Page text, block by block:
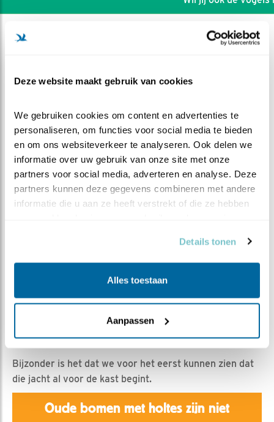
Deze website maakt gebruik van cookies
We gebruiken cookies om content en advertenties te
personaliseren, om functies voor social media te bieden
en om ons websiteverkeer te analyseren. Ook delen we
informatie over uw gebruik van onze site met onze
partners voor social media, adverteren en analyse. Deze
partners kunnen deze gegevens combineren met andere
informatie die u aan ze heeft verstrekt of die ze hebben
Details tonen
Alles toestaan
Aanpassen
DEEL DIT FILMPJE
Vrouw broedt; man jaagt
Emil | Geplaatst op 2 maart 2024, 16:15 |
scheiding tussen de taken van de vrouw en de man
tijdens het broeden (en daarna).
Bijzonder is het dat we voor het eerst kunnen zien dat
die jacht al voor de kast begint.
Oude bomen met holtes zijn niet